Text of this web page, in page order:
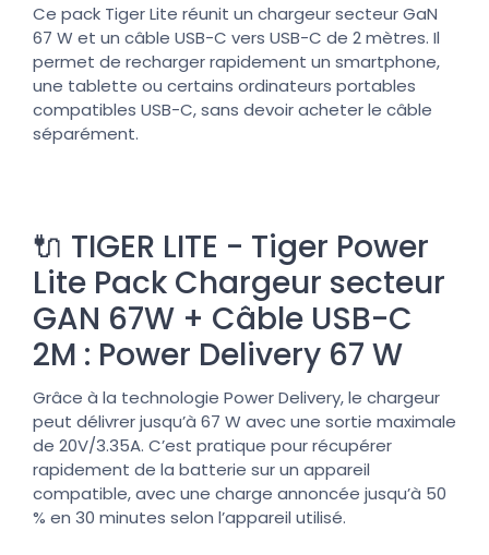
Ce pack Tiger Lite réunit un chargeur secteur GaN
67 W et un câble USB-C vers USB-C de 2 mètres. Il
permet de recharger rapidement un smartphone,
une tablette ou certains ordinateurs portables
compatibles USB-C, sans devoir acheter le câble
séparément.
🔌 TIGER LITE - Tiger Power
Lite Pack Chargeur secteur
GAN 67W + Câble USB-C
2M : Power Delivery 67 W
Grâce à la technologie Power Delivery, le chargeur
peut délivrer jusqu’à 67 W avec une sortie maximale
de 20V/3.35A. C’est pratique pour récupérer
rapidement de la batterie sur un appareil
compatible, avec une charge annoncée jusqu’à 50
% en 30 minutes selon l’appareil utilisé.